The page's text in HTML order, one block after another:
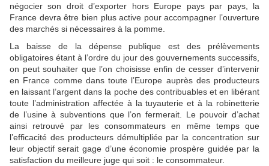
négocier son droit d’exporter hors Europe pays par pays, la
France devra être bien plus active pour accompagner l’ouverture
des marchés si nécessaires à la pomme.
La baisse de la dépense publique est des prélèvements
obligatoires étant à l’ordre du jour des gouvernements successifs,
on peut souhaiter que l’on choisisse enfin de cesser d’intervenir
en France comme dans toute l’Europe auprès des producteurs
en laissant l’argent dans la poche des contribuables et en libérant
toute l’administration affectée à la tuyauterie et à la robinetterie
de l’usine à subventions que l’on fermerait. Le pouvoir d’achat
ainsi retrouvé par les consommateurs en même temps que
l’efficacité des producteurs démultipliée par la concentration sur
leur objectif serait gage d’une économie prospère guidée par la
satisfaction du meilleure juge qui soit : le consommateur.